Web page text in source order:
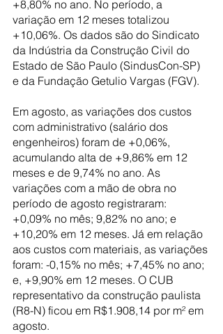
+8,80% no ano. No período, a
variação em 12 meses totalizou
+10,06%. Os dados são do Sindicato
da Indústria da Construção Civil do
Estado de São Paulo (SindusCon-SP)
e da Fundação Getulio Vargas (FGV).
Em agosto, as variações dos custos
com administrativo (salário dos
engenheiros) foram de +0,06%,
acumulando alta de +9,86% em 12
meses e de 9,74% no ano. As
variações com a mão de obra no
período de agosto registraram:
+0,09% no mês; 9,82% no ano; e
+10,20% em 12 meses. Já em relação
aos custos com materiais, as variações
foram: -0,15% no mês; +7,45% no ano;
e, +9,90% em 12 meses. O CUB
representativo da construção paulista
(R8-N) ficou em R$1.908,14 por m² em
agosto.